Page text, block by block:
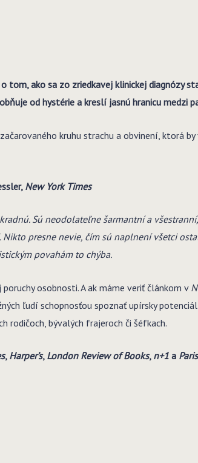
tom, ako sa zo zriedkavej klinickej diagnózy
od hystérie a kreslí jasnú hranicu medzi
kruhu strachu a obvinení, ktorá
New York Times
Sú neodolateľne šarmantní a
presne nevie, čím sú naplnení všetci
povahám to chýba.
osobnosti. A ak máme veriť článkom v
ľudí schopnosťou spoznať upírsky
rodičoch, bývalých frajeroch či šéfkach.
, Harper’s, London Review of Books, n+1 a